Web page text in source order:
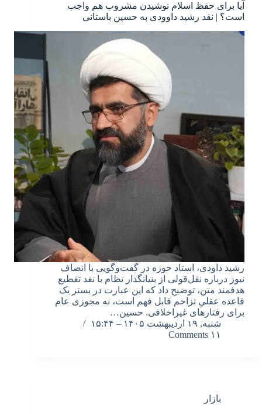
آیا برای حفظ اسلام نوشیدن مشروب هم واجب
است؟ | نقد رشید داوودی به حسین باستانی
رشید داودی، استاد حوزه‌ در گفت‌وگویی با انصاف
نیوز درباره نقل‌قولی از بنیانگذار نظام با نقد تقطیع
هدفمند متن، توضیح داد که این عبارت در بستر یک
قاعده عقلیِ تزاحم قابل فهم است، نه مجوزی عام
برای رفتارهای غیراخلاقی. حسین…
شنبه, ۱۹ اردیبهشت ۱۴۰۵ – ۱۵:۴۴
۱۱ Comments
بازار